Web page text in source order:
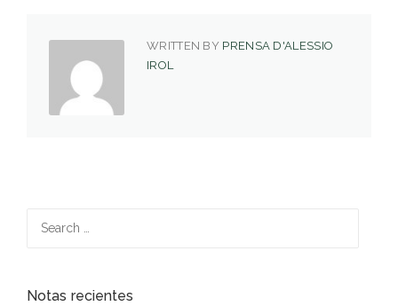
WRITTEN BY PRENSA D'ALESSIO
IROL
Notas recientes